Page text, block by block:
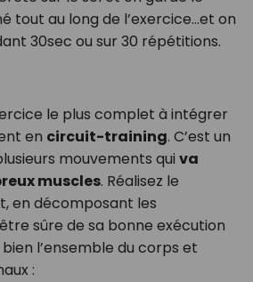
tout au long de l’exercice…et on
30sec ou sur 30 répétitions.
le plus complet à intégrer
en circuit-training. C’est un
mouvements qui va
muscles. Réalisez le
en décomposant les
sûre de sa bonne exécution
l’ensemble du corps et
: